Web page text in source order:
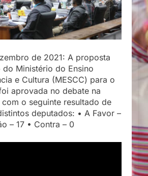
de 2021: A proposta
Ministério do Ensino
e Cultura (MESCC) para o
aprovada no debate na
o seguinte resultado de
deputados: • A Favor –
– 17 • Contra – 0